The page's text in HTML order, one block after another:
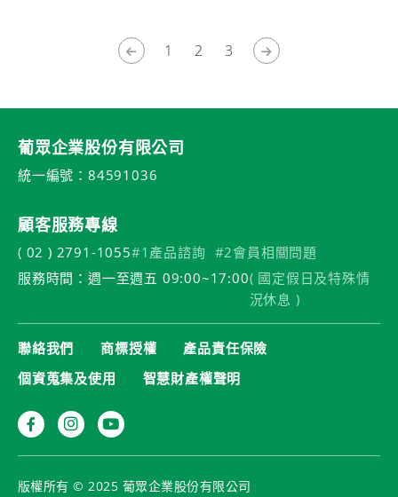
1 2 3
葡眾企業股份有限公司
統一編號：84591036
顧客服務專線
( 02 ) 2791-1055#1產品諮詢 #2會員相關問題
服務時間：週一至週五 09:00~17:00( 國定假日及特殊情
況休息 )
聯絡我們 商標授權
產品責任保險
個資蒐集及使用
智慧財產權聲明
版權所有 © 2025 葡眾企業股份有限公司